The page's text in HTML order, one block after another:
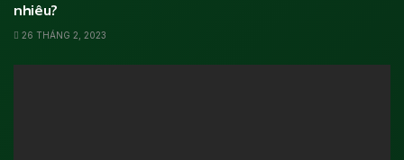
nhiêu?
26 THÁNG 2, 2023